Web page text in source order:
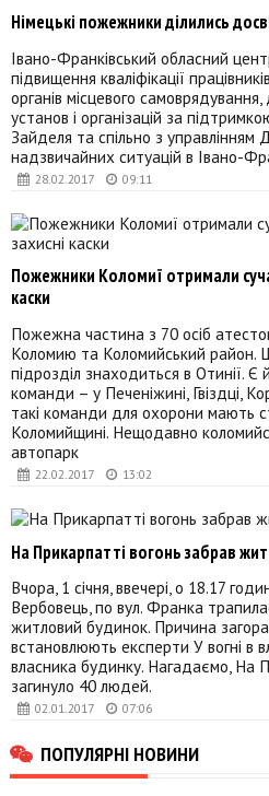
28.02.2017 09:11
Німецькі пожежники ділились
Івано-Франківський обласний
підвищення кваліфікації
органів місцевого
установ і організацій за
Зайделя та спільно з
надзвичайних ситуацій в Івано-
22.02.2017 13:02
Пожежники Коломиї отримали
каски
Пожежна частина з 70 осіб
Коломию та Коломийський район.
підрозділ знаходиться в Отинії. Є
команди – у Печеніжині, Гвіздці,
такі команди для охорони мають
Коломийщині. Нещодавно
автопарк
02.01.2017 07:06
На Прикарпатті вогонь забрав
Вчора, 1 січня, ввечері, о 18.17
Вербовець, по вул. Франка
житловий будинок. Причина
встановлюють експерти У вогні в
власника будинку. Нагадаємо, На
загинуло 40 людей.
ПОПУЛЯРНІ НОВИНИ